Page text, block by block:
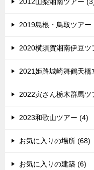
2019島根・鳥取ツアー
2020横須賀湘南伊豆ツ
2021姫路城崎舞鶴天橋
2022寅さん栃木群馬ツ
2023和歌山ツアー (4)
お気に入りの場所 (68)
お気に入りの建築 (6)